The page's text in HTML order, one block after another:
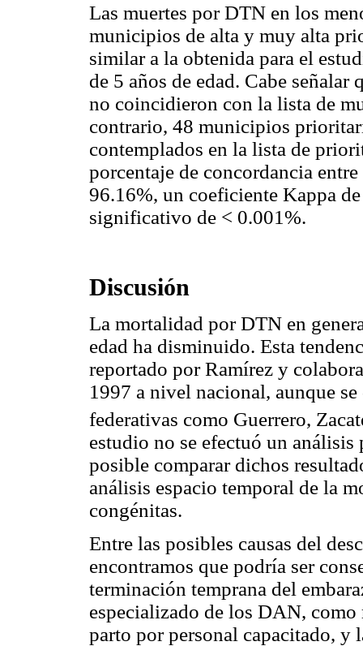
Las muertes por DTN en los
municipios de alta y muy alta
similar a la obtenida para el
de 5 años de edad. Cabe
no coincidieron con la lista de
contrario, 48 municipios
contemplados en la lista de
porcentaje de concordancia
96.16%, un coeficiente Kappa
significativo de < 0.001%.
Discusión
La mortalidad por DTN en
edad ha disminuido. Esta
reportado por Ramírez y
1997 a nivel nacional, aunque
federativas como Guerrero,
estudio no se efectuó un
posible comparar dichos
análisis espacio temporal de la
congénitas.
Entre las posibles causas del
encontramos que podría ser
terminación temprana del
especializado de los DAN,
parto por personal capacitado, y